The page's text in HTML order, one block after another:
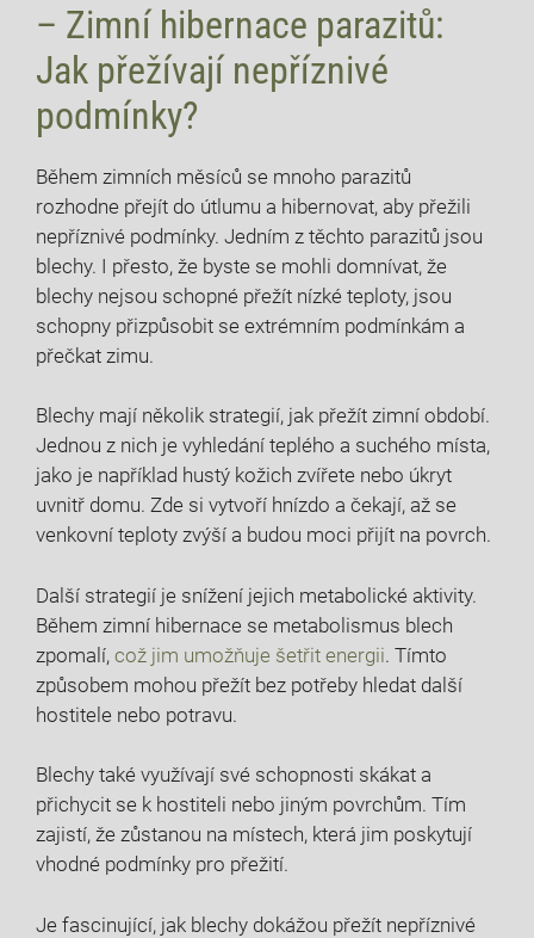
– Zimní hibernace parazitů:
Jak přežívají nepříznivé
podmínky?
Během zimních měsíců se mnoho parazitů
rozhodne přejít do útlumu a hibernovat, aby přežili
nepříznivé podmínky. Jedním z těchto parazitů jsou
blechy. I přesto, že byste se mohli domnívat, že
blechy nejsou schopné přežít nízké teploty, jsou
schopny přizpůsobit se extrémním podmínkám a
přečkat zimu.
Blechy mají několik strategií, jak přežít zimní období.
Jednou z nich je vyhledání teplého a suchého místa,
jako je například hustý kožich zvířete nebo úkryt
uvnitř domu. Zde si vytvoří hnízdo a čekají, až se
venkovní teploty zvýší a budou moci přijít na povrch.
Další strategií je snížení jejich metabolické aktivity.
Během zimní hibernace se metabolismus blech
zpomalí, což jim umožňuje šetřit energii. Tímto
způsobem mohou přežít bez potřeby hledat další
hostitele nebo potravu.
Blechy také využívají své schopnosti skákat a
přichycit se k hostiteli nebo jiným povrchům. Tím
zajistí, že zůstanou na místech, která jim poskytují
vhodné podmínky pro přežití.
Je fascinující, jak blechy dokážou přežít nepříznivé